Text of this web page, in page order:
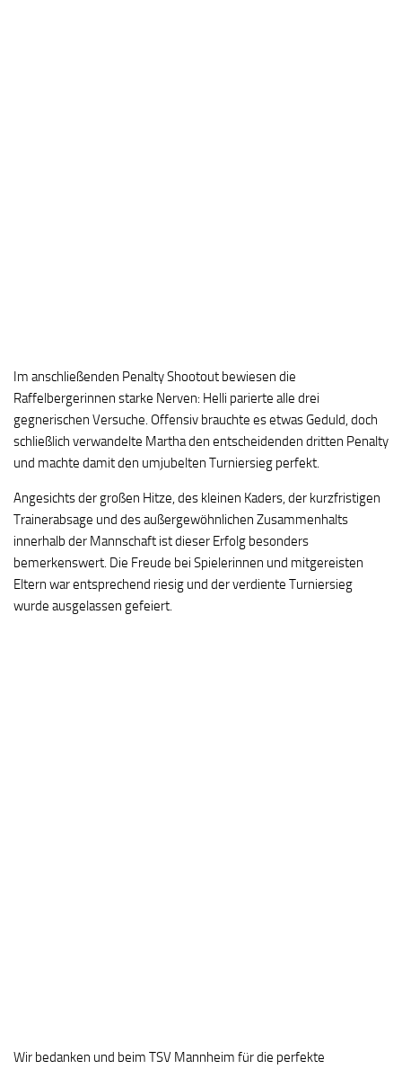
Im anschließenden Penalty Shootout bewiesen die
Raffelbergerinnen starke Nerven: Helli parierte alle drei
gegnerischen Versuche. Offensiv brauchte es etwas Geduld, doch
schließlich verwandelte Martha den entscheidenden dritten Penalty
und machte damit den umjubelten Turniersieg perfekt.
Angesichts der großen Hitze, des kleinen Kaders, der kurzfristigen
Trainerabsage und des außergewöhnlichen Zusammenhalts
innerhalb der Mannschaft ist dieser Erfolg besonders
bemerkenswert. Die Freude bei Spielerinnen und mitgereisten
Eltern war entsprechend riesig und der verdiente Turniersieg
wurde ausgelassen gefeiert.
Wir bedanken und beim TSV Mannheim für die perfekte